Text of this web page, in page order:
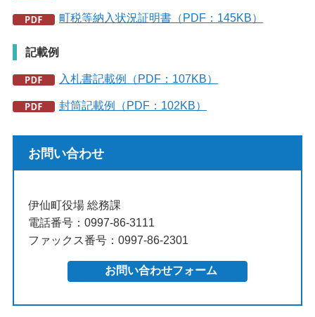
町税等納入状況証明書（PDF：145KB）
記載例
入札書記載例（PDF：107KB）
封筒記載例（PDF：102KB）
お問い合わせ
伊仙町役場 総務課
電話番号：0997-86-3111
ファックス番号：0997-86-2301